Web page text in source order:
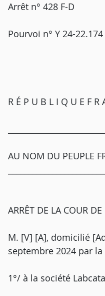
Arrêt n° 428 F-D
Pourvoi n° Y 24-22.174
R É P U B L I Q U E F R
AU NOM DU PEUPLE
ARRÊT DE LA COUR
M. [V] [A], domicilié
septembre 2024 par
1°/ à la société